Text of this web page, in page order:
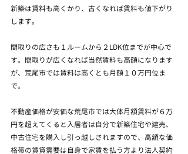
新築は賃料も高くかり、古くなれば賃料も値下がり
します。
間取りの広さも１ルームから２LDK位までが中心で
す。間取りが広くなれば当然賃料も高額になります
が、荒尾市では賃料は高くとも月額１０万円位ま
で。
不動産価格が安価な荒尾市では大体月額賃料が６万
円を超えてくると入居者は自分で新築住宅や建売、
中古住宅を購入し引っ越しされますので、高額な価
格帯の賃貸需要は自身で家賃を払う方より法人契約